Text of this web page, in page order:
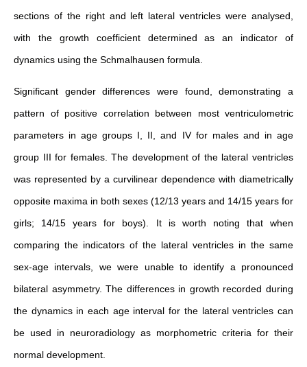
sections of the right and left lateral ventricles were analysed,
with the growth coefficient determined as an indicator of
dynamics using the Schmalhausen formula.
Significant gender differences were found, demonstrating a
pattern of positive correlation between most ventriculometric
parameters in age groups I, II, and IV for males and in age
group III for females. The development of the lateral ventricles
was represented by a curvilinear dependence with diametrically
opposite maxima in both sexes (12/13 years and 14/15 years for
girls; 14/15 years for boys). It is worth noting that when
comparing the indicators of the lateral ventricles in the same
sex-age intervals, we were unable to identify a pronounced
bilateral asymmetry. The differences in growth recorded during
the dynamics in each age interval for the lateral ventricles can
be used in neuroradiology as morphometric criteria for their
normal development.